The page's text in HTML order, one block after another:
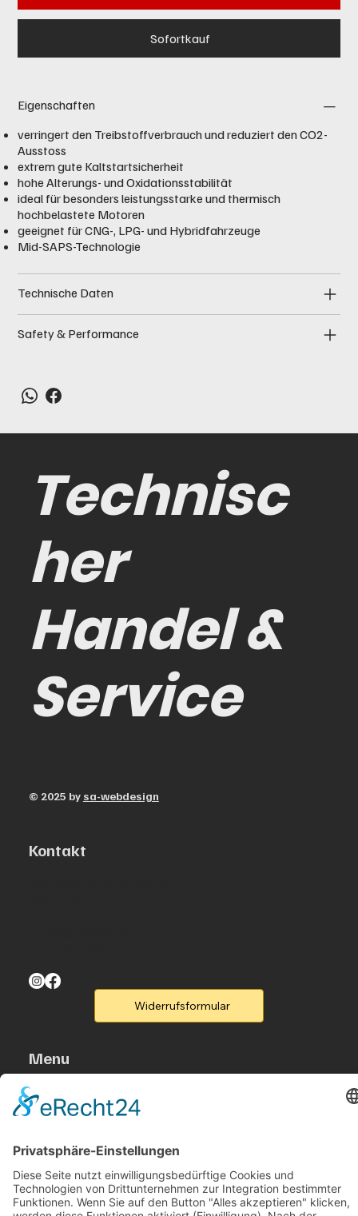
Sofortkauf
Eigenschaften
verringert den Treibstoffverbrauch und reduziert den CO2-
Ausstoss
extrem gute Kaltstartsicherheit
hohe Alterungs- und Oxidationsstabilität
ideal für besonders leistungsstarke und thermisch
hochbelastete Motoren
geeignet für CNG-, LPG- und Hybridfahrzeuge
Mid-SAPS-Technologie
Technische Daten
Safety & Performance
Technisc
her
Handel &
Service
© 2025 by sa-webdesign
Kontakt
Widerrufsformular
Menu
Home
Produkte
Kontakt
Rufen Sie un an
B2B-Partner